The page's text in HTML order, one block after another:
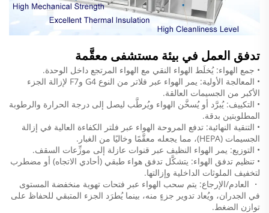
تدفق العمل في بيئة مستشفى معقَّمة
• جمع الهواء: يُخلَط الهواء النقي مع الهواء المرتجع داخل الوحدة.
• المعالجة الأولية: يمر الهواء عبر فلاتر من النوع G4 وF7 لإزالة الجزء
الأكبر من الجسيمات العالقة.
• التكييف: يُبرَّد أو يُسخَّن الهواء ويُرطَّب ليصل إلى درجة الحرارة والرطوبة
المطلوبتين بدقة.
• التنقية النهائية: تدفع المروحة الهواء عبر فلتر الكفاءة العالية في إزالة
الجسيمات (HEPA)، مما يجعله معقَّمًا وخاليًا من الغبار.
• التوزيع: يمر الهواء النظيف عبر قنوات عازلة إلى موزِّعات السقف.
• تنظيم تدفق الهواء: يتشكَّل تدفق هواء طبقي (أحادي الاتجاه) أو مضطرب
لتخفيف الملوثات الداخلية وإزالتها.
・ العادم/الإرجاع: يتم سحب الهواء عبر فتحات تهوية منخفضة المستوى
في الجدران، ويُعاد تدوير جزءٍ منه، بينما يُطرَد الجزء المتبقي للحفاظ على
توازن الضغط.